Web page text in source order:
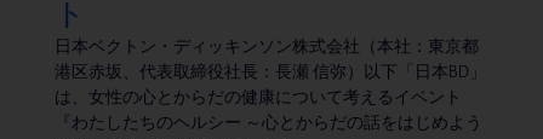
ト
日本ベクトン・ディッキンソン株式会社（本社：東京都
港区赤坂、代表取締役社長：長瀬 信弥）以下「日本BD」
は、女性の心とからだの健康について考えるイベント
『わたしたちのヘルシー ～心とからだの話をはじめよう